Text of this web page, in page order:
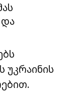
უკრაინის